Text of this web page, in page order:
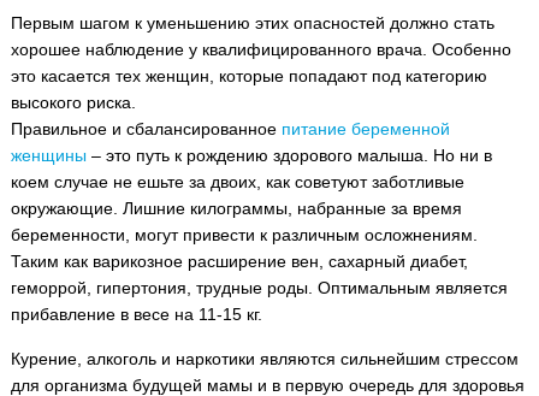
Первым шагом к уменьшению этих опасностей должно стать
хорошее наблюдение у квалифицированного врача. Особенно
это касается тех женщин, которые попадают под категорию
высокого риска.
Правильное и сбалансированное питание беременной
женщины– это путь к рождению здорового малыша. Но ни в
коем случае не ешьте за двоих, как советуют заботливые
окружающие. Лишние килограммы, набранные за время
беременности, могут привести к различным осложнениям.
Таким как варикозное расширение вен, сахарный диабет,
геморрой, гипертония, трудные роды. Оптимальным является
прибавление в весе на 11-15 кг.
Курение, алкоголь и наркотики являются сильнейшим стрессом
для организма будущей мамы и в первую очередь для здоровья